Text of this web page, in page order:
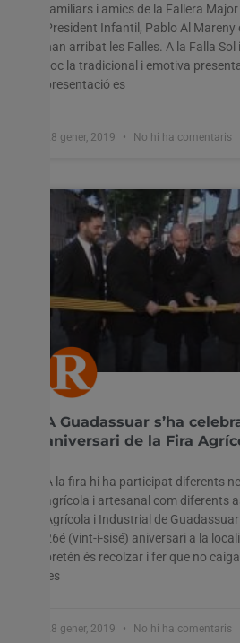
familiars i amics de la Fallera
President Infantil, Pablo Al
han arribat les Falles. A la Falla
lloc la tradicional i emotiva
presentació es
28 gener, 2019 No hi ha comentaris
A Guadassuar s’ha
aniversari de la Fira
A la fira hi ha participat diferents
agrícola i artesanal com diferents
Agrícola i Industrial de
26é (vint-i-sisé) aniversari a la
pretén és recolzar i fer que no
les
28 gener, 2019 No hi ha comentaris